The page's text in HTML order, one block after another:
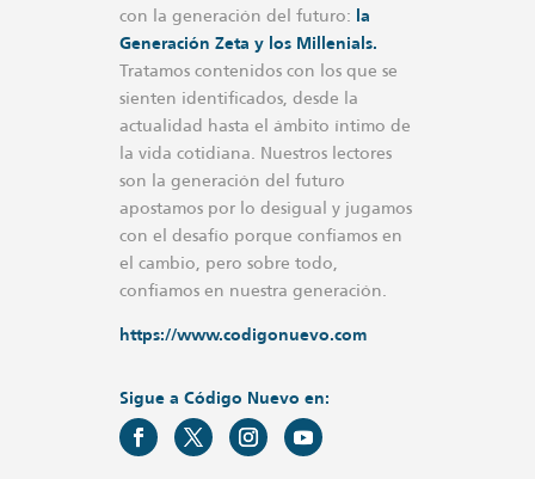
con la generación del futuro:
la
Generación Zeta y los Millenials.
Tratamos contenidos con los que se
sienten identificados, desde la
actualidad hasta el ámbito íntimo de
la vida cotidiana. Nuestros lectores
son la generación del futuro
apostamos por lo desigual y jugamos
con el desafío porque confiamos en
el cambio, pero sobre todo,
confiamos en nuestra generación.
https://www.codigonuevo.com
Sigue a Código Nuevo en: